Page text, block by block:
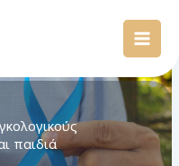
παιδιά